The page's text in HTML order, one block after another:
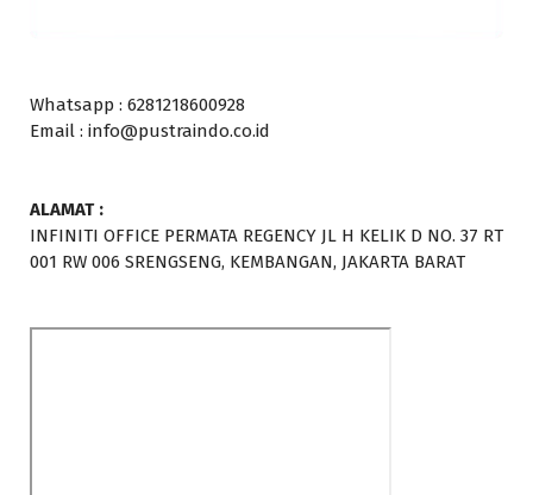
Whatsapp : 6281218600928
Email : info@pustraindo.co.id
ALAMAT :
INFINITI OFFICE PERMATA REGENCY JL H KELIK D NO. 37 RT
001 RW 006 SRENGSENG, KEMBANGAN, JAKARTA BARAT